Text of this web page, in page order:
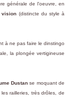
générale de l'oeuvre, en
vision (distincte du style à
à ne pas faire le dinstingo
la plongée vertigineuse
Dustan se moquant de
railleries, très drôles, de